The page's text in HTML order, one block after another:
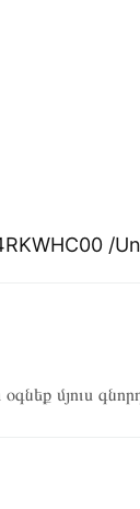
/
մյուս